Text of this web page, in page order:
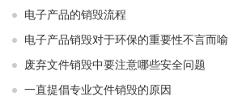
电子产品的销毁流程
电子产品销毁对于环保的重要性不言而喻
废弃文件销毁中要注意哪些安全问题
一直提倡专业文件销毁的原因